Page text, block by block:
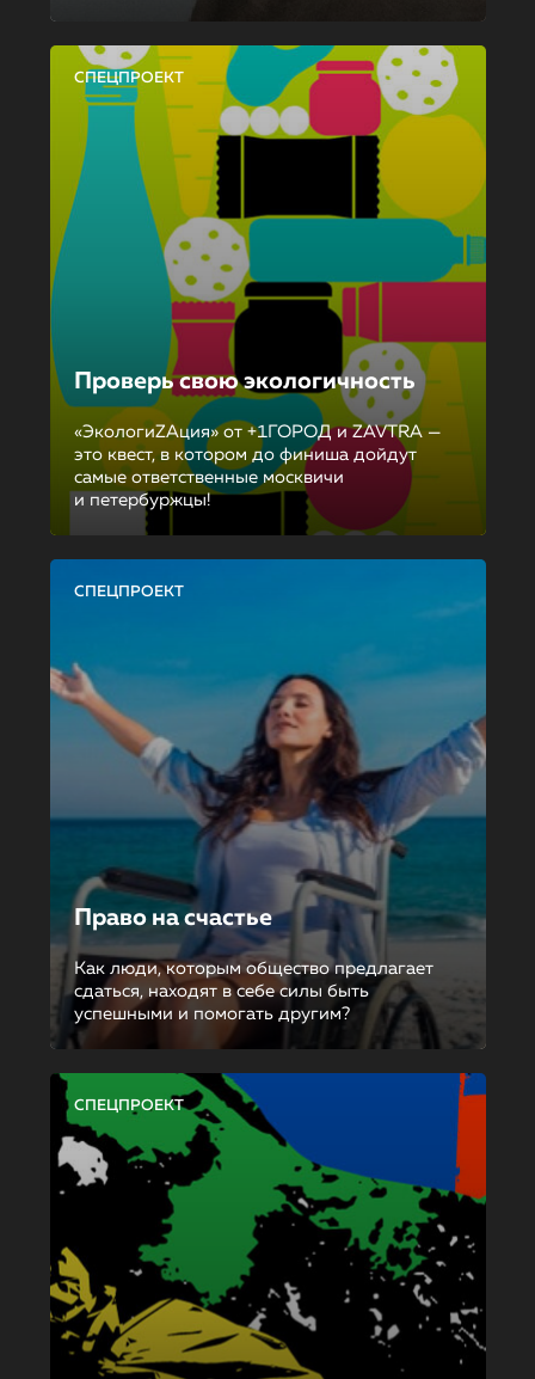
СПЕЦПРОЕКТ
Проверь свою экологичность
«ЭкологиZAция» от +1ГОРОД и ZAVTRA —
это квест, в котором до финиша дойдут
самые ответственные москвичи
и петербуржцы!
СПЕЦПРОЕКТ
Право на счастье
Как люди, которым общество предлагает
сдаться, находят в себе силы быть
успешными и помогать другим?
СПЕЦПРОЕКТ